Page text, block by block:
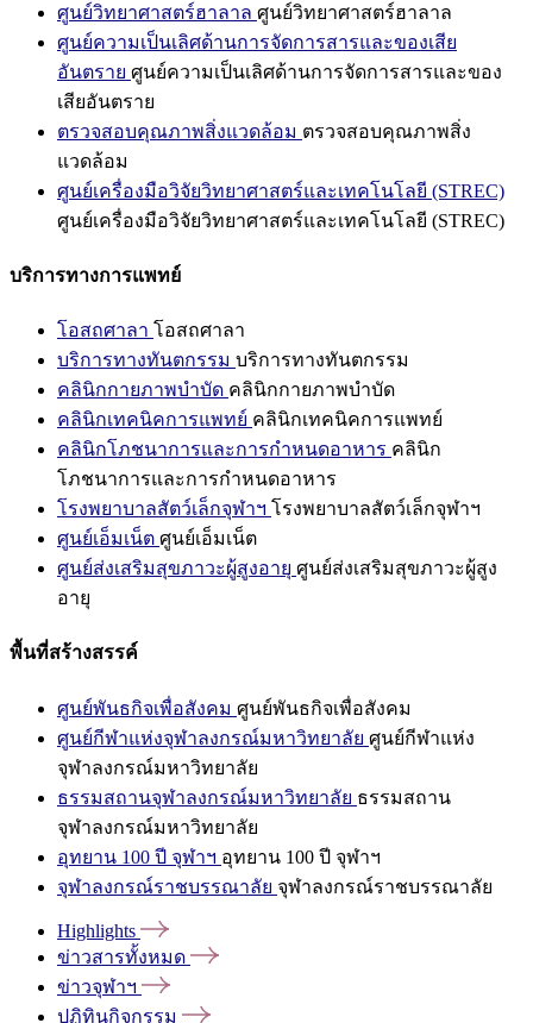
ศูนย์วิทยาศาสตร์ฮาลาล ศูนย์วิทยาศาสตร์ฮาลาล
ศูนย์ความเป็นเลิศด้านการจัดการสารและของเสีย
อันตราย ศูนย์ความเป็นเลิศด้านการจัดการสารและของ
เสียอันตราย
ตรวจสอบคุณภาพสิ่งแวดล้อม ตรวจสอบคุณภาพสิ่ง
แวดล้อม
ศูนย์เครื่องมือวิจัยวิทยาศาสตร์และเทคโนโลยี (STREC)
ศูนย์เครื่องมือวิจัยวิทยาศาสตร์และเทคโนโลยี (STREC)
บริการทางการแพทย์
โอสถศาลา โอสถศาลา
บริการทางทันตกรรม บริการทางทันตกรรม
คลินิกกายภาพบำบัด คลินิกกายภาพบำบัด
คลินิกเทคนิคการแพทย์ คลินิกเทคนิคการแพทย์
คลินิกโภชนาการและการกำหนดอาหาร คลินิก
โภชนาการและการกำหนดอาหาร
โรงพยาบาลสัตว์เล็กจุฬาฯ โรงพยาบาลสัตว์เล็กจุฬาฯ
ศูนย์เอ็มเน็ต ศูนย์เอ็มเน็ต
ศูนย์ส่งเสริมสุขภาวะผู้สูงอายุ ศูนย์ส่งเสริมสุขภาวะผู้สูง
อายุ
พื้นที่สร้างสรรค์
ศูนย์พันธกิจเพื่อสังคม ศูนย์พันธกิจเพื่อสังคม
ศูนย์กีฬาแห่งจุฬาลงกรณ์มหาวิทยาลัย ศูนย์กีฬาแห่ง
จุฬาลงกรณ์มหาวิทยาลัย
ธรรมสถานจุฬาลงกรณ์มหาวิทยาลัย ธรรมสถาน
จุฬาลงกรณ์มหาวิทยาลัย
อุทยาน 100 ปี จุฬาฯ อุทยาน 100 ปี จุฬาฯ
จุฬาลงกรณ์ราชบรรณาลัย จุฬาลงกรณ์ราชบรรณาลัย
Highlights
ข่าวสารทั้งหมด
ข่าวจุฬาฯ
ปฏิทินกิจกรรม